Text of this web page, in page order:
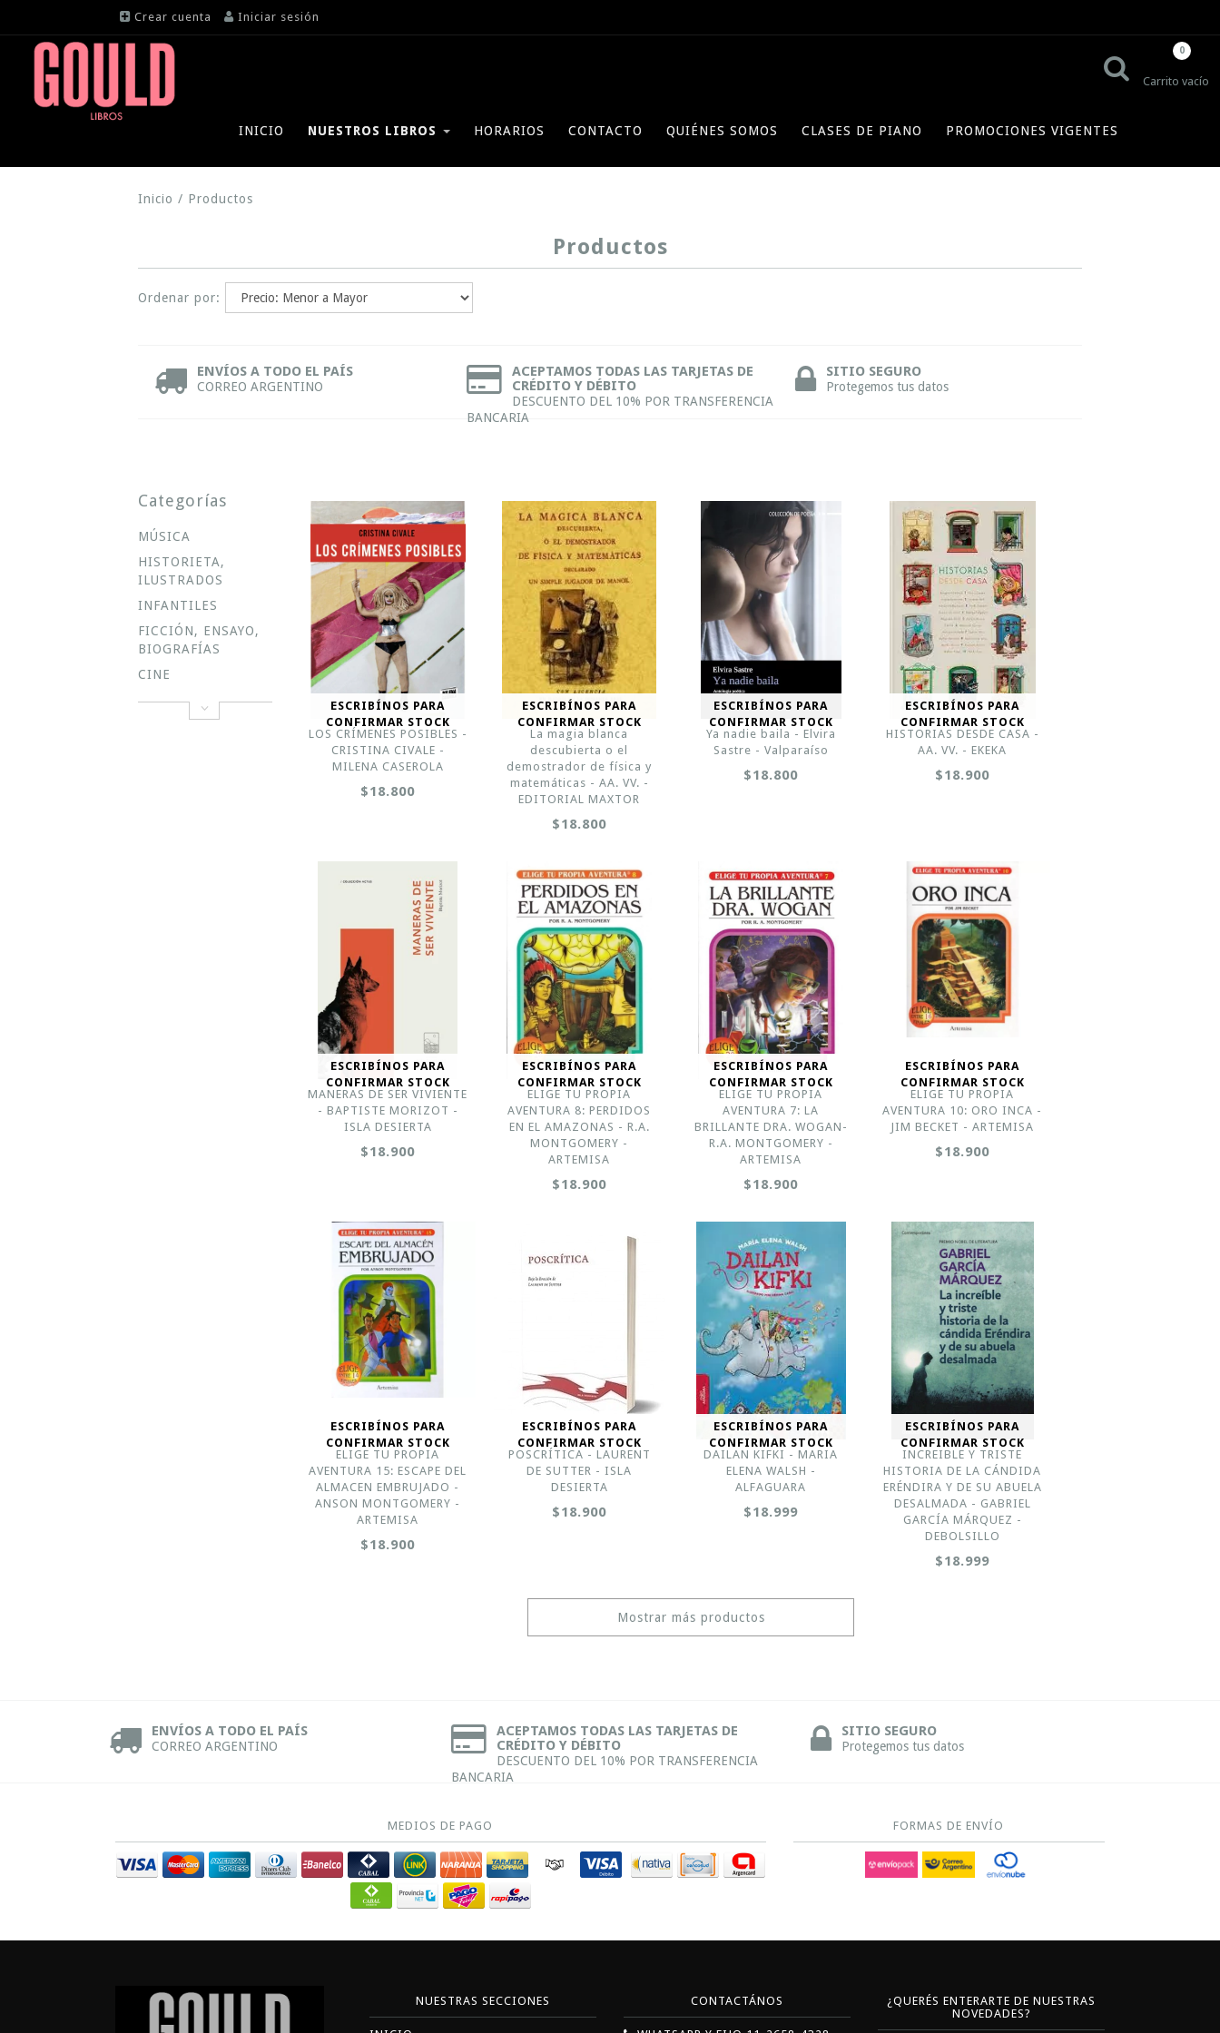
Crear cuenta Iniciar sesión
Carrito vacío
0
INICIO NUESTROS LIBROS HORARIOS CONTACTO QUIÉNES SOMOS CLASES DE PIANO PROMOCIONES VIGENTES
Inicio / Productos
Productos
Ordenar por:
ENVÍOS A TODO EL PAÍS
CORREO ARGENTINO
ACEPTAMOS TODAS LAS TARJETAS DE
CRÉDITO Y DÉBITO
DESCUENTO DEL 10% POR TRANSFERENCIA
BANCARIA
SITIO SEGURO
Protegemos tus datos
Categorías
MÚSICA
HISTORIETA,
ILUSTRADOS
INFANTILES
FICCIÓN, ENSAYO,
BIOGRAFÍAS
CINE
ESCRIBÍNOS PARA
CONFIRMAR STOCK
LOS CRÍMENES POSIBLES -
CRISTINA CIVALE -
MILENA CASEROLA
$18.800
ESCRIBÍNOS PARA
CONFIRMAR STOCK
La magia blanca
descubierta o el
demostrador de física y
matemáticas - AA. VV. -
EDITORIAL MAXTOR
$18.800
ESCRIBÍNOS PARA
CONFIRMAR STOCK
Ya nadie baila - Elvira
Sastre - Valparaíso
$18.800
ESCRIBÍNOS PARA
CONFIRMAR STOCK
HISTORIAS DESDE CASA -
AA. VV. - EKEKA
$18.900
ESCRIBÍNOS PARA
CONFIRMAR STOCK
MANERAS DE SER VIVIENTE
- BAPTISTE MORIZOT -
ISLA DESIERTA
$18.900
ESCRIBÍNOS PARA
CONFIRMAR STOCK
ELIGE TU PROPIA
AVENTURA 8: PERDIDOS
EN EL AMAZONAS - R.A.
MONTGOMERY -
ARTEMISA
$18.900
ESCRIBÍNOS PARA
CONFIRMAR STOCK
ELIGE TU PROPIA
AVENTURA 7: LA
BRILLANTE DRA. WOGAN-
R.A. MONTGOMERY -
ARTEMISA
$18.900
ESCRIBÍNOS PARA
CONFIRMAR STOCK
ELIGE TU PROPIA
AVENTURA 10: ORO INCA -
JIM BECKET - ARTEMISA
$18.900
ESCRIBÍNOS PARA
CONFIRMAR STOCK
ELIGE TU PROPIA
AVENTURA 15: ESCAPE DEL
ALMACEN EMBRUJADO -
ANSON MONTGOMERY -
ARTEMISA
$18.900
ESCRIBÍNOS PARA
CONFIRMAR STOCK
POSCRÍTICA - LAURENT
DE SUTTER - ISLA
DESIERTA
$18.900
ESCRIBÍNOS PARA
CONFIRMAR STOCK
DAILAN KIFKI - MARIA
ELENA WALSH -
ALFAGUARA
$18.999
ESCRIBÍNOS PARA
CONFIRMAR STOCK
INCREIBLE Y TRISTE
HISTORIA DE LA CÁNDIDA
ERÉNDIRA Y DE SU ABUELA
DESALMADA - GABRIEL
GARCÍA MÁRQUEZ -
DEBOLSILLO
$18.999
Mostrar más productos
ENVÍOS A TODO EL PAÍS
CORREO ARGENTINO
ACEPTAMOS TODAS LAS TARJETAS DE
CRÉDITO Y DÉBITO
DESCUENTO DEL 10% POR TRANSFERENCIA
BANCARIA
SITIO SEGURO
Protegemos tus datos
MEDIOS DE PAGO FORMAS DE ENVÍO
NUESTRAS SECCIONES CONTACTÁNOS
¿QUERÉS ENTERARTE DE NUESTRAS
NOVEDADES?